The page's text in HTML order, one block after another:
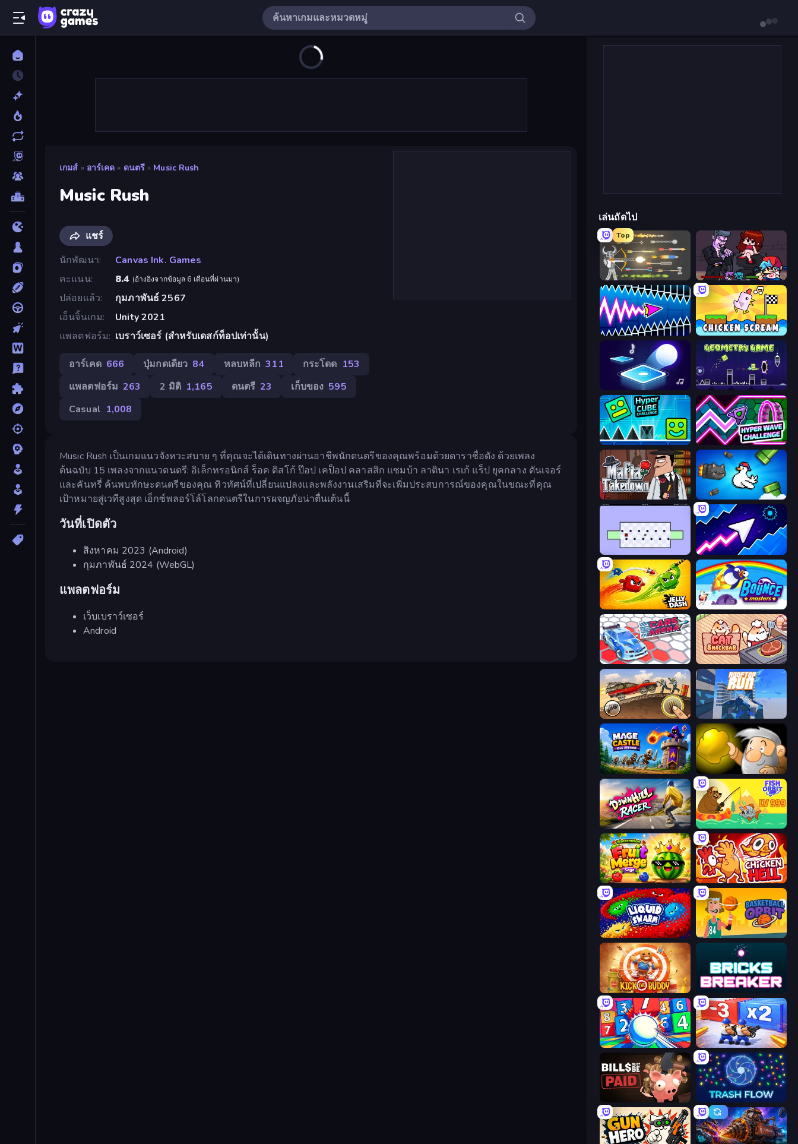
เกมส์ » อาร์เคด » ดนตรี » Music Rush
Music Rush
แชร์
นักพัฒนา
Canvas Ink. Games
คะแนน
8.4 (อ้างอิงจากข้อมูล 6 เดือนที่ผ่านมา)
ปล่อยแล้ว
กุมภาพันธ์ 2567
เอ็นจิ้นเกม
Unity 2021
แพลตฟอร์ม
เบราว์เซอร์ (สำหรับเดสก์ท็อปเท่านั้น)
อาร์เคด 666 ปุ่มกดเดียว 84 หลบหลีก 311 กระโดด 153
แพลตฟอร์ม 263 2 มิติ 1,165 ดนตรี 23 เก็บของ 595
Casual 1,008
Music Rush เป็นเกมแนวจังหวะสบาย ๆ ที่คุณจะได้เดินทางผ่านอาชีพนักดนตรีของคุณพร้อมด้วยดาราชื่อดัง ด้วยเพลง
ต้นฉบับ 15 เพลงจากแนวดนตรี: อิเล็กทรอนิกส์ ร็อค ดิสโก้ ป๊อป เคป็อป คลาสสิก แซมบ้า ลาตินา เรเก้ แร็ป ยุคกลาง ดันเจอร์
และคันทรี่ ค้นพบทักษะดนตรีของคุณ ทิวทัศน์ที่เปลี่ยนแปลงและพลังงานเสริมที่จะเพิ่มประสบการณ์ของคุณในขณะที่คุณ
เป้าหมายสู่เวทีสูงสุด เอ็กซ์พลอร์โล์โลกดนตรีในการผจญภัยน่าตื่นเต้นนี้
วันที่เปิดตัว
สิงหาคม 2023 (Android)
กุมภาพันธ์ 2024 (WebGL)
แพลตฟอร์ม
เว็บเบราว์เซอร์
Android
เล่นถัดไป
Top
Ragdoll Archers Friday Night Funkin'
Wave Dash: Geometry Arrow Chicken Scream
Tile Jumper 3D Geometry Game
Hyper Cube Challenge Hyper Wave Challenge
Mafia Takedown Honk
World's Hardest Game Space Waves
Jelly Dash Bouncemasters
Cars Arena Cat Snack Bar
Earn to Die: Zombie Ride Rooftop Run
Mage Castle Idle Defense Gold Miner
Downhill Racer Fish Orbit
Watermelon Fruit Merge Saga Chicken Hell
Liquid Swarm Basketball Orbit
Kick the Buddy Bricks Breaker
Entropy Battle Brigade
Bills Must Be Paid Trash Flow